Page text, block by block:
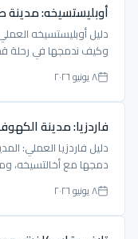
أوبليستسيخه:
دليل أوبليستسيخه
وكيف ندمجها في رحلة
٨ يونيو ٢٠٢٦
فاردزيا: مدينة
دليل فاردزيا العملي:
دمجها مع أخالتسيخه،
٨ يونيو ٢٠٢٦